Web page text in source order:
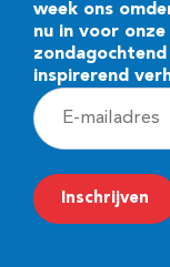
week ons
nu in voor
inspirerend
E
-
m
a
Inschrijven